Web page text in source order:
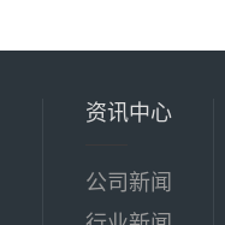
资讯中心
公司新闻